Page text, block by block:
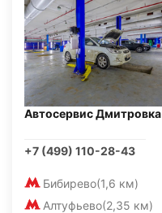
Автосервис Дмитровка
+7 (499) 110-28-43
Бибирево(1,6 км)
Алтуфьево(2,35 км)